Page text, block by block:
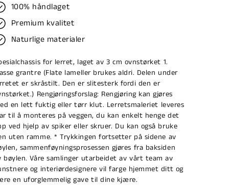
100% håndlaget
Premium kvalitet
Naturlige materialer
for lerret, laget av 3 cm ovnstørket 1.
grantre (Flate lameller brukes aldri. Delen under
er skråstilt. Den er slitesterk fordi den er
Rengjøringsforslag: Rengjøring kan gjøres
en lett fuktig eller tørr klut. Lerretsmaleriet leveres
til å monteres på veggen, du kan enkelt henge det
ved hjelp av spiker eller skruer. Du kan også bruke
uten ramme. * Trykkingen fortsetter på sidene av
sammenføyningsprosessen gjøres fra baksiden
bøylen. Våre samlinger utarbeidet av vårt team av
og interiørdesignere vil farge hjemmet ditt og
en uforglemmelig gave til dine kjære.